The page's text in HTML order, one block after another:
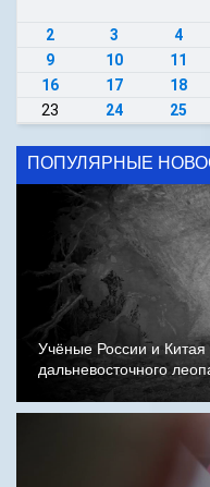
2
3 4
9
10 11
16
17 18
23
24 25
ПОПУЛЯРНЫЕ
Учёные России и
дальневосточного